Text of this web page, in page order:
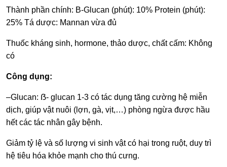
Thành phần chính: B-Glucan (phút): 10% Protein (phút):
25% Tá dược: Mannan vừa đủ
Thuốc kháng sinh, hormone, thảo dược, chất cấm: Không
có
Công dụng:
–Glucan: ẞ- glucan 1-3 có tác dụng tăng cường hệ miễn
dịch, giúp vật nuôi (lợn, gà, vịt,…) phòng ngừa được hầu
hết các tác nhân gây bệnh.
Giảm tỷ lệ và số lượng vi sinh vật có hại trong ruột, duy trì
hệ tiêu hóa khỏe mạnh cho thú cưng.